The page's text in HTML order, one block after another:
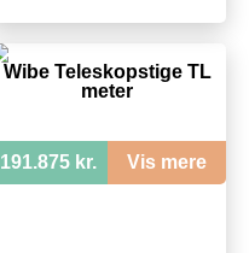
Wibe Teleskopstige TL
meter
191.875 kr. Vis mere